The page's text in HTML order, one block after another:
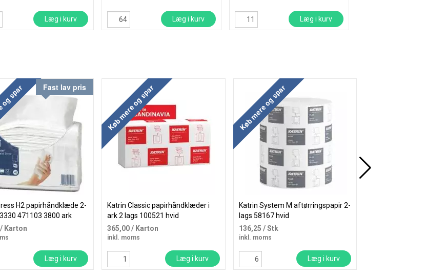
Læg i kurv Læg i kurv Læg i kurv
spar Fast lav pris
H2 papirhåndklæde 2-
471103 3800 ark
/ Karton
Læg i kurv
Køb mere og spar
Katrin Classic papirhåndklæder i
ark 2 lags 100521 hvid
365,00/ Karton
inkl. moms
Læg i kurv
Køb mere og spar
Katrin System M aftørringspapir 2-
lags 58167 hvid
136,25 / Stk
inkl. moms
Læg i kurv